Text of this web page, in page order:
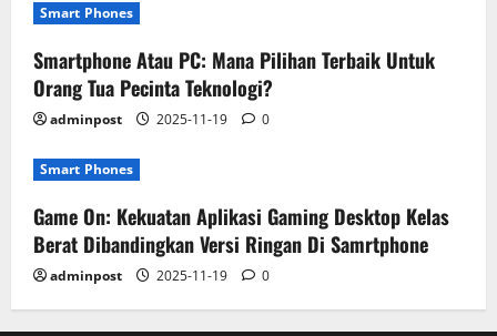
Smart Phones
Smartphone Atau PC: Mana Pilihan Terbaik Untuk
Orang Tua Pecinta Teknologi?
adminpost 2025-11-19 0
Smart Phones
Game On: Kekuatan Aplikasi Gaming Desktop Kelas
Berat Dibandingkan Versi Ringan Di Samrtphone
adminpost 2025-11-19 0